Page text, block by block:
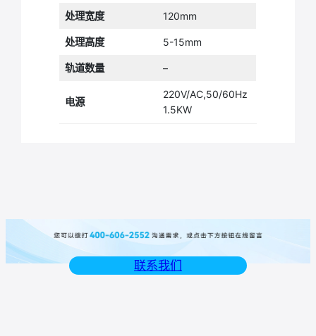
处理宽度 120mm
处理高度 5-15mm
轨道数量 –
电源
220V/AC,50/60Hz
1.5KW
联系我们